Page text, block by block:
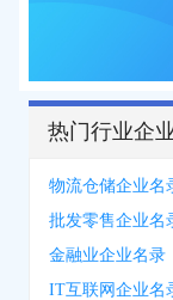
热门行业企
物流仓储企业名
批发零售企业名
金融业企业名录
IT互联网企业名